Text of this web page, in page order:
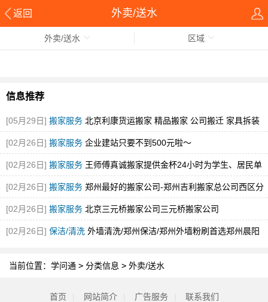
返回 外卖/送水
外卖/送水 区域
信息推荐
[05月29日] 搬家服务 北京利康货运搬家 精品搬家 公司搬迁 家具拆装
[图]
[02月26日] 搬家服务 企业建站只要不到500元啦～
[02月26日] 搬家服务 王师傅真诚搬家提供金杯24小时为学生、居民单
身贵族[图]
[02月26日] 搬家服务 郑州最好的搬家公司-郑州吉利搬家总公司西区分
公司[图]
[02月26日] 搬家服务 北京三元桥搬家公司三元桥搬家公司
[02月26日] 保洁/清洗 外墙清洗/郑州保洁/郑州外墙粉刷首选郑州晨阳
当前位置： 学问通 > 分类信息 > 外卖/送水
首页 网站简介 广告服务 联系我们